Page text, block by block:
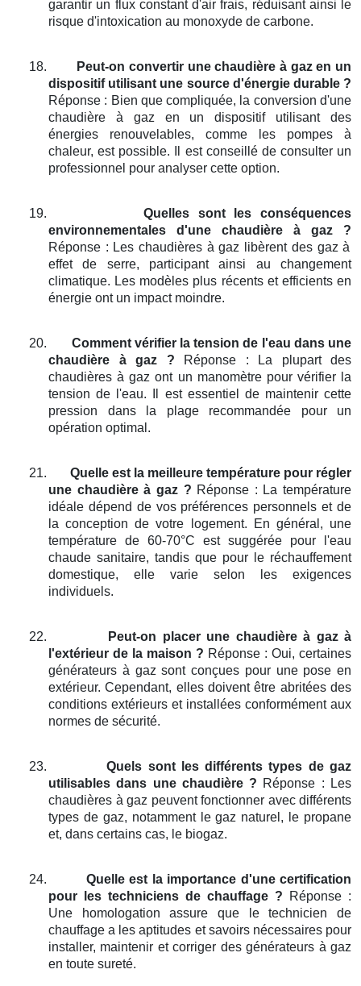
garantir un flux constant d'air frais, réduisant ainsi le
risque d'intoxication au monoxyde de carbone.
18.
Peut-on convertir une chaudière à gaz en un
dispositif utilisant une source d'énergie durable ?
Réponse : Bien que compliquée, la conversion d'une
chaudière à gaz en un dispositif utilisant des
énergies renouvelables, comme les pompes à
chaleur, est possible. Il est conseillé de consulter un
professionnel pour analyser cette option.
19.
Quelles sont les conséquences
environnementales d'une chaudière à gaz ?
Réponse : Les chaudières à gaz libèrent des gaz à
effet de serre, participant ainsi au changement
climatique. Les modèles plus récents et efficients en
énergie ont un impact moindre.
20.
Comment vérifier la tension de l'eau dans une
chaudière à gaz ? Réponse : La plupart des
chaudières à gaz ont un manomètre pour vérifier la
tension de l'eau. Il est essentiel de maintenir cette
pression dans la plage recommandée pour un
opération optimal.
21.
Quelle est la meilleure température pour régler
une chaudière à gaz ? Réponse : La température
idéale dépend de vos préférences personnels et de
la conception de votre logement. En général, une
température de 60-70°C est suggérée pour l'eau
chaude sanitaire, tandis que pour le réchauffement
domestique, elle varie selon les exigences
individuels.
22.
Peut-on placer une chaudière à gaz à
l'extérieur de la maison ? Réponse : Oui, certaines
générateurs à gaz sont conçues pour une pose en
extérieur. Cependant, elles doivent être abritées des
conditions extérieurs et installées conformément aux
normes de sécurité.
23.
Quels sont les différents types de gaz
utilisables dans une chaudière ? Réponse : Les
chaudières à gaz peuvent fonctionner avec différents
types de gaz, notamment le gaz naturel, le propane
et, dans certains cas, le biogaz.
24.
Quelle est la importance d'une certification
pour les techniciens de chauffage ? Réponse :
Une homologation assure que le technicien de
chauffage a les aptitudes et savoirs nécessaires pour
installer, maintenir et corriger des générateurs à gaz
en toute sureté.